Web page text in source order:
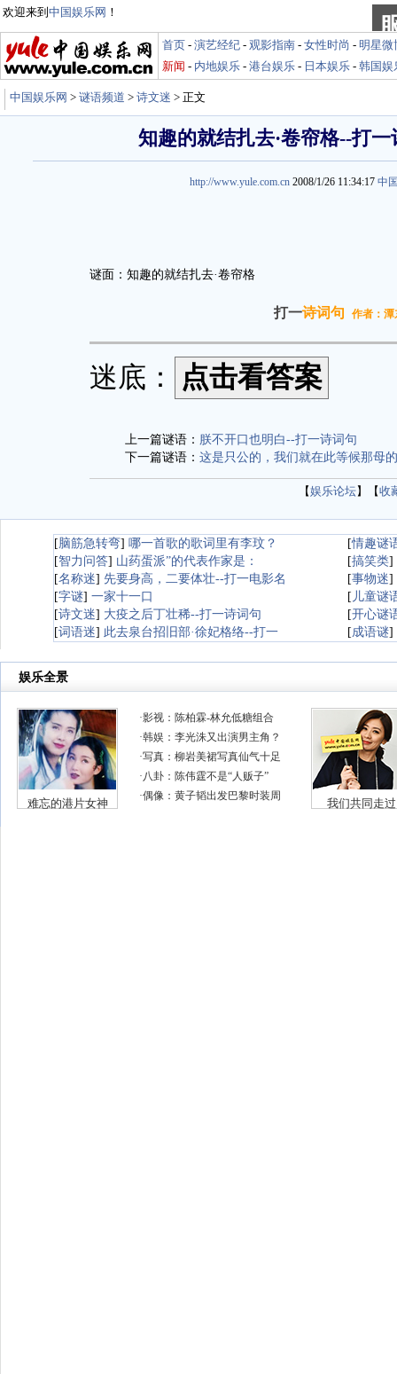
欢迎来到 中国娱乐网 ！
首页 - 演艺经纪 - 观影指南 - 女性时尚 - 明星微
新闻 - 内地娱乐 - 港台娱乐 - 日本娱乐 - 韩国娱
中国娱乐网 > 谜语频道 > 诗文迷 > 正文
知趣的就结扎去·卷帘格--打一
http://www.yule.com.cn 2008/1/26 11:34:17 中
谜面：知趣的就结扎去·卷帘格
打一诗词句 作者：潭
迷底：
上一篇谜语： 朕不开口也明白--打一诗词句
下一篇谜语： 这是只公的，我们就在此等候那母
【娱乐论坛】【收
[脑筋急转弯] 哪一首歌的歌词里有李玟？ [情趣谜
[智力问答] 山药蛋派”的代表作家是： [搞笑类]
[名称迷] 先要身高，二要体壮--打一电影名 [事物迷]
[字谜] 一家十一口 [ 儿童谜
[诗文迷] 大疫之后丁壮稀--打一诗词句 [开心谜
[词语迷] 此去泉台招旧部·徐妃格络--打一 [成语谜]